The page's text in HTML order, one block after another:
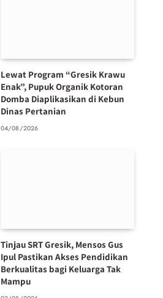
Lewat Program “Gresik Krawu
Enak”, Pupuk Organik Kotoran
Domba Diaplikasikan di Kebun
Dinas Pertanian
04/08/2026
Tinjau SRT Gresik, Mensos Gus
Ipul Pastikan Akses Pendidikan
Berkualitas bagi Keluarga Tak
Mampu